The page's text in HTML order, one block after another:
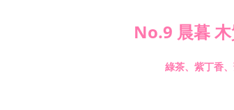
No.9 晨暮
綠茶、紫丁香